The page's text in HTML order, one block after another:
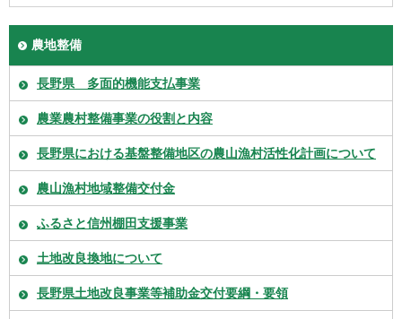
農地整備
長野県 多面的機能支払事業
農業農村整備事業の役割と内容
長野県における基盤整備地区の農山漁村活性化計画について
農山漁村地域整備交付金
ふるさと信州棚田支援事業
土地改良換地について
長野県土地改良事業等補助金交付要綱・要領